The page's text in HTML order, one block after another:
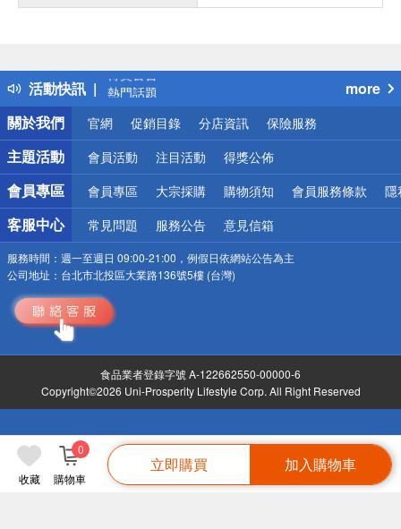
收藏 購物車
0
立即購買 加入購物車
活動快訊
得獎公告
熱門話題
銀行優惠
偏遠地區配送
詐騙網頁！請小心！
more
關於我們
官網 促銷目錄 分店資訊 保險服務
主題活動 會員活動 注目活動 得獎公佈
會員專區 會員專區 大宗採購 購物須知 會員服務條款 隱
客服中心 常見問題 服務公告 意見信箱
服務時間： 週一至週日 09:00-21:00，例假日依網站公告為主
公司地址： 台北市北投區大業路136號5樓 (台灣)
食品業者登錄字號 A-122662550-00000-6
Copyright©2026 Uni-Prosperity Lifestyle Corp. All Right Reserved